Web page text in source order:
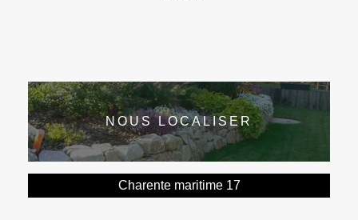
NOUS LOCALISER
Charente maritime 17